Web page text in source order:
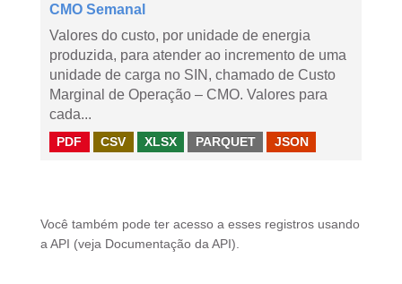
CMO Semanal
Valores do custo, por unidade de energia
produzida, para atender ao incremento de uma
unidade de carga no SIN, chamado de Custo
Marginal de Operação – CMO. Valores para
cada...
PDF CSV XLSX PARQUET JSON
Você também pode ter acesso a esses registros usando
a API (veja Documentação da API ).